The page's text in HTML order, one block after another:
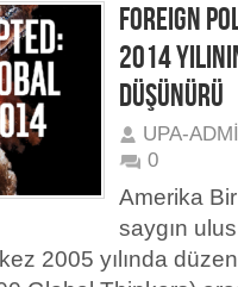
FOREIGN
2014
DÜŞÜNÜRÜ
UPA-
0
Amerika
saygın
2005 yılında